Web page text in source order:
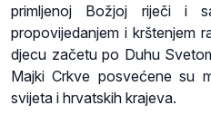
primljenoj Božjoj riječi i
propovijedanjem i krštenjem
djecu začetu po Duhu
Majki Crkve posvećene su
svijeta i hrvatskih krajeva.